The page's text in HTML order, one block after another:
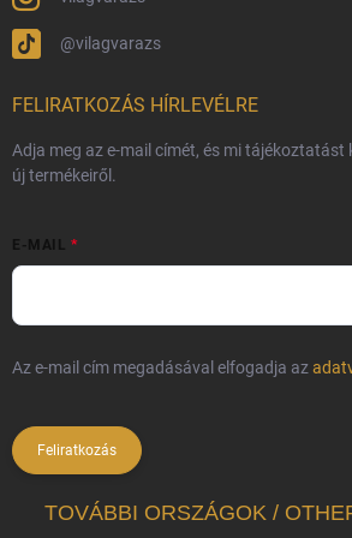
@vilagvarazs
FELIRATKOZÁS HÍRLEVÉLRE
Adja meg az e-mail címét, és mi
új termékeiről.
E-MAIL
Az e-mail cím megadásával elfogadja az
Feliratkozás
TOVÁBBI ORSZÁGOK /